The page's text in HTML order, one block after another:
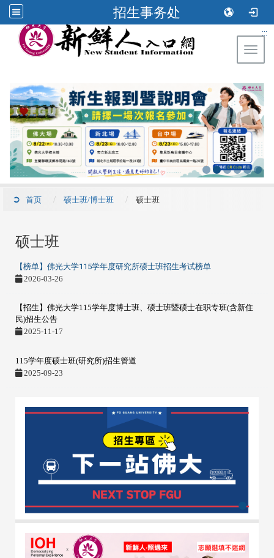
招生事务处
:::
首页 硕士班/博士班 硕士班
硕士班
【榜单】佛光大学115学年度研究所硕士班招生考试榜单
2026-03-26
【招生】佛光大学115学年度博士班、硕士班暨硕士在职专班(含新住
民)招生公告
2025-11-17
115学年度硕士班(研究所)招生管道
2025-09-23